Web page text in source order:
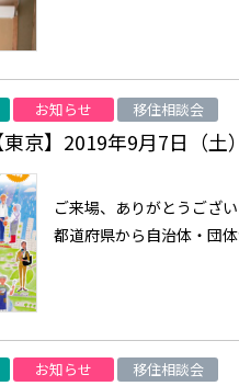
お知らせ 移住相談会
東京】2019年9月7日（土
ご来場、ありがとうござ
都道府県から自治体・団
お知らせ 移住相談会